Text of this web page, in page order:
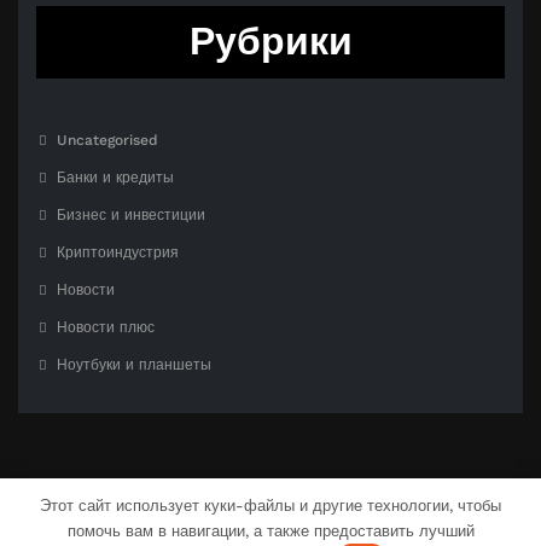
Рубрики
Uncategorised
Банки и кредиты
Бизнес и инвестиции
Криптоиндустрия
Новости
Новости плюс
Ноутбуки и планшеты
С гордостью созлано наWordPress| Тема:CloudPress Dark
Этот сайт использует куки-файлы и другие технологии, чтобы
помочь вам в навигации, а также предоставить лучший